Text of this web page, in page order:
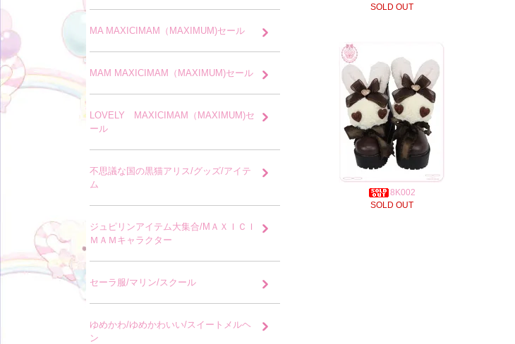
SOLD OUT
8K002
SOLD OUT
MA MAXICIMAM（MAXIMUM)セール
MAM MAXICIMAM（MAXIMUM)セール
LOVELY MAXICIMAM（MAXIMUM)セ
ール
不思議な国の黒猫アリス/グッズ/アイテ
ム
ジュピリンアイテム大集合/MＡＸＩＣＩ
ＭＡＭキャラクター
セーラ服/マリン/スクール
ゆめかわ/ゆめかわいい/スイートメルヘ
ン